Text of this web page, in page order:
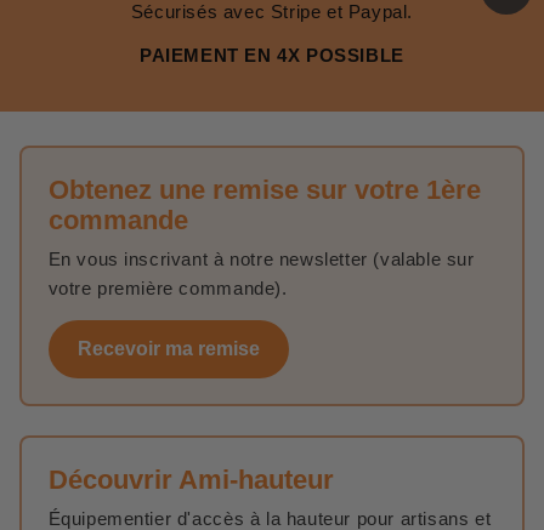
Sécurisés avec Stripe et Paypal.
PAIEMENT EN 4X POSSIBLE
Obtenez une remise sur votre 1ère
commande
En vous inscrivant à notre newsletter (valable sur
votre première commande).
Recevoir ma remise
Découvrir Ami-hauteur
Équipementier d'accès à la hauteur pour artisans et